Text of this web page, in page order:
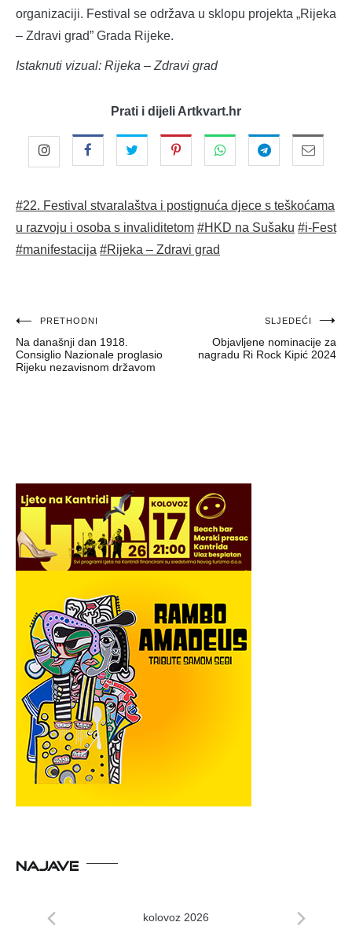
organizaciji. Festival se održava u sklopu projekta „Rijeka
– Zdravi grad” Grada Rijeke.
Istaknuti vizual: Rijeka – Zdravi grad
Prati i dijeli Artkvart.hr
#22. Festival stvaralaštva i postignuća djece s teškoćama
u razvoju i osoba s invaliditetom #HKD na Sušaku #i-Fest
#manifestacija #Rijeka – Zdravi grad
Navigacija
objava
PRETHODNI
Na današnji dan 1918.
Consiglio Nazionale proglasio
Rijeku nezavisnom državom
SLJEDEĆI
Objavljene nominacije za
nagradu Ri Rock Kipić 2024
NAJAVE
kolovoz 2026